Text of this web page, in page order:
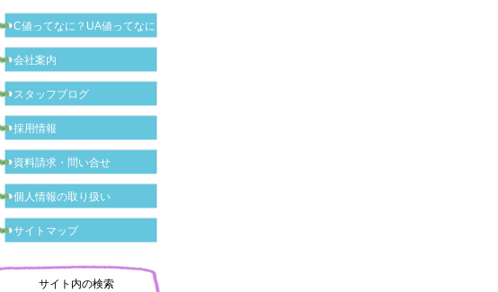
C値ってなに？UA値ってなに？
会社案内
スタッフブログ
採用情報
資料請求・問い合せ
個人情報の取り扱い
サイトマップ
サイト内の検索